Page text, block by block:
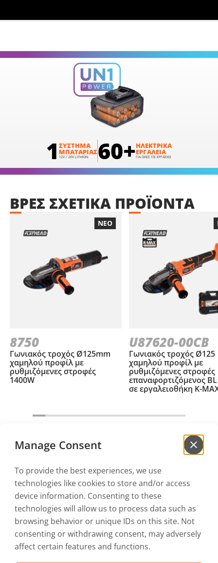
Manage Consent
To provide the best experiences, we use
technologies like cookies to store and/or access
device information. Consenting to these
technologies will allow us to process data such as
browsing behavior or unique IDs on this site. Not
consenting or withdrawing consent, may adversely
affect certain features and functions.
1 ΣΥΣΤΗΜΑ
ΜΠΑΤΑΡΙΑΣ
12V / 20V LITHION 60+ΗΛΕΚΤΡΙΚΑ
ΕΡΓΑΛΕΙΑ
ΓΙΑ ΟΛΕΣ ΤΙΣ ΕΡΓΑΣΙΕΣ
ΝΕΟ
8750
Γωνιακός τροχός Ø125mm
χαμηλού προφίλ με
ρυθμιζόμενες στροφές
1400W
U87620-00CB
Γωνιακός τροχός Ø125
χαμηλού προφίλ με
ρυθμιζόμενες στροφές
επαναφορτιζόμενος
σε εργαλειοθήκη Κ-
ΒΡΕΣ ΣΧΕΤΙΚΑ ΠΡΟΪΟΝΤΑ
Γράψου στοnewsletter
για να μαθαίνεις πρώτος τα νέα μας!
Αποδέχομαι την Πολιτική Απορρήτουκαι τους
Όρους Χρήσης